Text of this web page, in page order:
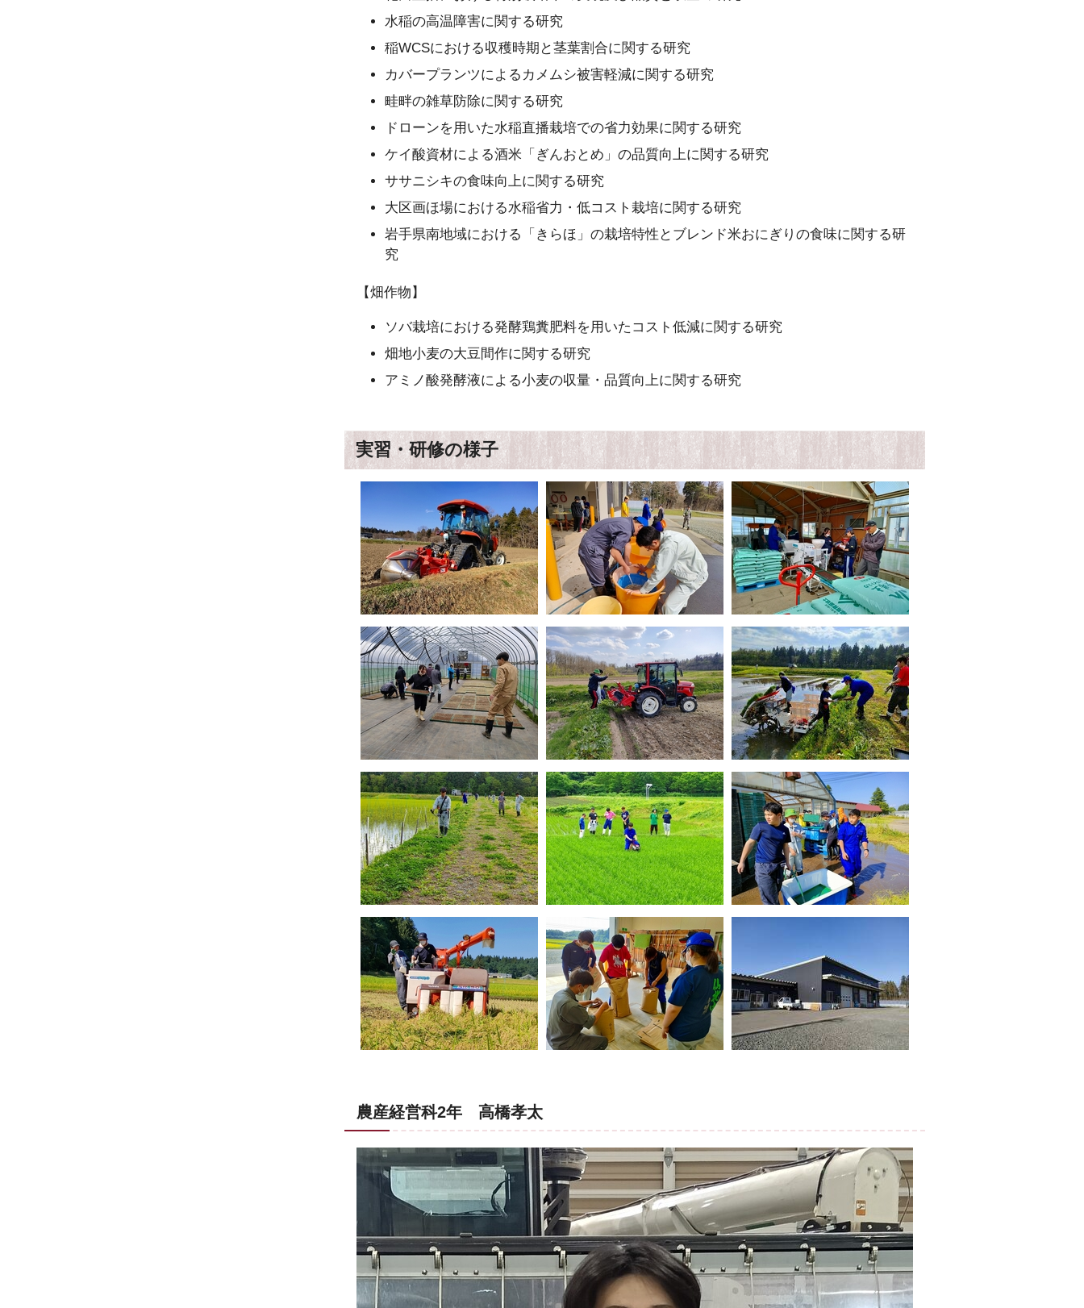
水稲の高温障害に関する研究
稲WCSにおける収穫時期と茎葉割合に関する研究
カバープランツによるカメムシ被害軽減に関する研究
畦畔の雑草防除に関する研究
ドローンを用いた水稲直播栽培での省力効果に関する研究
ケイ酸資材による酒米「ぎんおとめ」の品質向上に関する研究
ササニシキの食味向上に関する研究
大区画ほ場における水稲省力・低コスト栽培に関する研究
岩手県南地域における「きらほ」の栽培特性とブレンド米おにぎりの食味に関する研
究
【畑作物】
ソバ栽培における発酵鶏糞肥料を用いたコスト低減に関する研究
畑地小麦の大豆間作に関する研究
アミノ酸発酵液による小麦の収量・品質向上に関する研究
実習・研修の様子
農産経営科2年 高橋孝太